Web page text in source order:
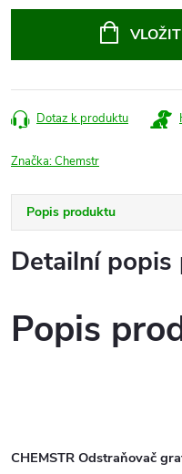
Dotaz k produktu
Značka:Chemstr
Popis produktu
Detailní
Popis
CHEMSTR Odstraňovač